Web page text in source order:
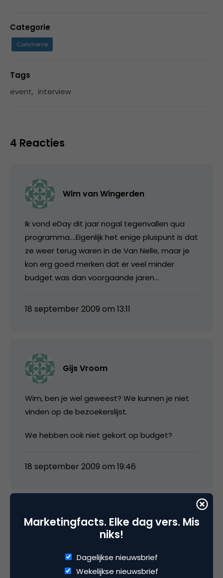
Categorie
Commerce
Tags
event, interview
4 Reacties
Wim van Wingerden
Ik vond eDay dit jaar nogal tegenvallen qua
programma….Eigenlijk het enige pluspunt is dat
ze weer terug waren in de Van Nelle, maar je
kon erg goed merken dat er veel minder
budget was dan voorgaande jaren…
18 september 2009 om 13:11
Gijs Vroom
Wim, ben je wel geweest? We kunnen je niet
vinden op de bezoekerslijst.
We hebben ook niet gekort op budget?
18 september 2009 om 19:46
Wim van Wingerden
@ Gijs: Ja, ik ben zeker geweest….. Als je niet
op budget gekort hebt, dan heb je zeker je
Marketingfacts. Elke dag vers. Mis
niks!
Dagelijkse nieuwsbrief
Wekelijkse nieuwsbrief